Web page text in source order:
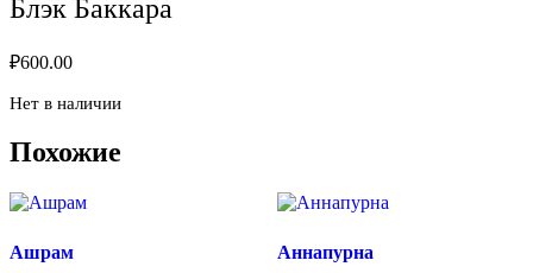
Блэк Баккара
₽600.00
Нет в наличии
Похожие
Ашрам Аннапурна